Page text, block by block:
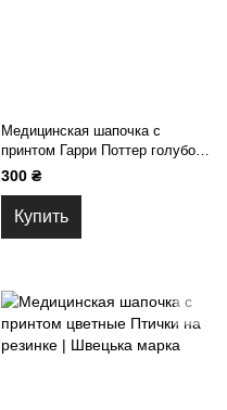
Медицинская шапочка с
принтом Гарри Поттер голубого
цвета на завязках
300 ₴
Купить